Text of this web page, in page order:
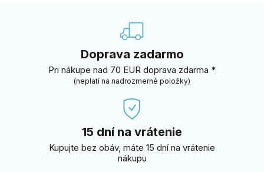
Doprava zadarmo
Pri nákupe nad 70 EUR doprava zdarma *
(neplatí na nadrozmerné položky)
15 dní na vrátenie
Kupujte bez obáv, máte 15 dní na vrátenie
nákupu